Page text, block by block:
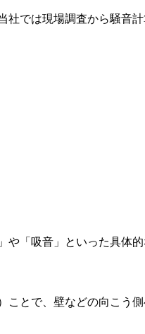
社では現場調査から騒音
や「吸音」といった具体
とで、壁などの向こう